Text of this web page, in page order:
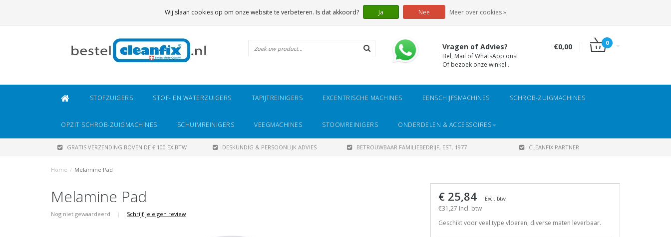
Vragen of Advies?
Bel, Mail of WhatsApp ons!
Of bezoek onze winkel..
€0,00 0
STOFZUIGERS STOF- EN WATERZUIGERS TAPIJTREINIGERS EXCENTRISCHE MACHINES EENSCHIJFSMACHINES SCHROB-ZUIGMACHINES
OPZIT SCHROB-ZUIGMACHINES SCHUIMREINIGERS VEEGMACHINES STOOMREINIGERS ONDERDELEN & ACCESSOIRES
GRATIS VERZENDING BOVEN DE € 100 EX.BTW DESKUNDIG & PERSOONLIJK ADVIES BETROUWBAAR FAMILIEBEDRIJF, EST. 1977 CLEANFIX PARTNER
Home / Melamine Pad
Melamine Pad
Nog niet gewaardeerd | Schrijf je eigen review
€ 25,84 Excl. btw
€31,27 Incl. btw
Geschikt voor veel type vloeren, diverse maten leverbaar.
Wij slaan cookies op om onze website te verbeteren. Is dat akkoord? Ja Nee Meer over cookies »